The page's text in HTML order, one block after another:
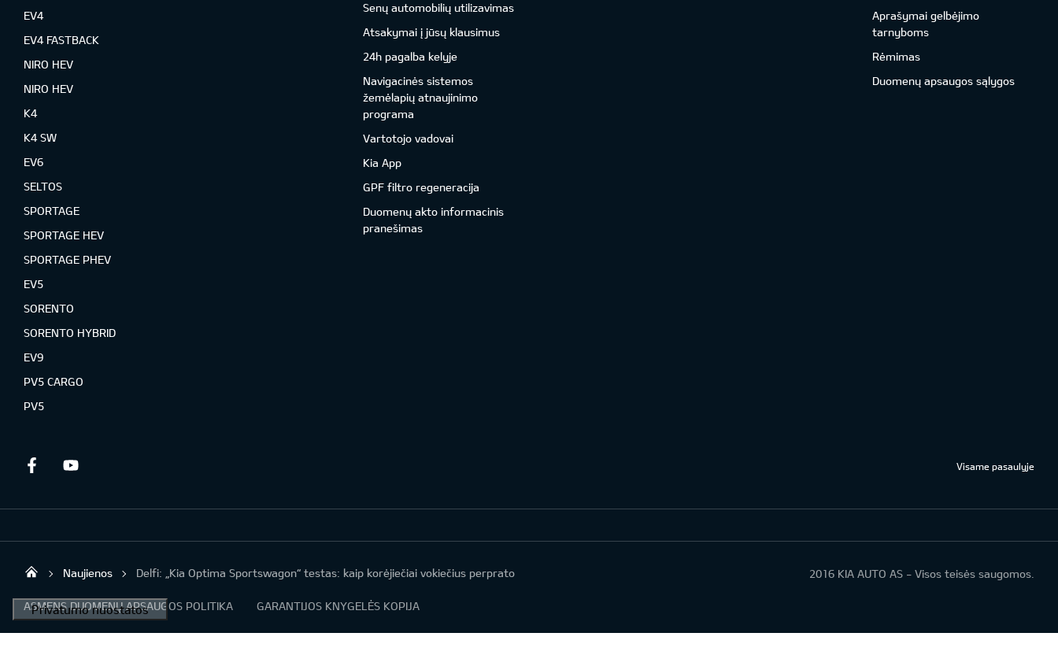
EV4
EV4 FASTBACK
NIRO HEV
NIRO HEV
K4
K4 SW
EV6
SELTOS
SPORTAGE
SPORTAGE HEV
SPORTAGE PHEV
EV5
SORENTO
SORENTO HYBRID
EV9
PV5 CARGO
PV5
Senų automobilių utilizavimas
Atsakymai į jūsų klausimus
24h pagalba kelyje
Navigacinės sistemos
žemėlapių atnaujinimo
programa
Vartotojo vadovai
Kia App
GPF filtro regeneracija
Duomenų akto informacinis
pranešimas
Aprašymai gelbėjimo
tarnyboms
Rėmimas
Duomenų apsaugos sąlygos
Facebook Visame pasaulyje
KIA AUTO AS
Naujienos Delfi: „Kia Optima Sportswagon“ testas: kaip korėjiečiai vokiečius perprato 2016 KIA AUTO AS - Visos teisės saugomos.
ASMENS DUOMENŲ APSAUGOS POLITIKA GARANTIJOS KNYGELĖS KOPIJA